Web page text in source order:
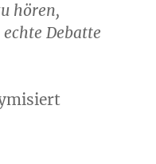
hören,
Debatte